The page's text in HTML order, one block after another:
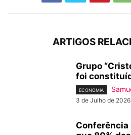
ARTIGOS
Grupo
foi
ECONOMIA
3 de Julho de 2026
Conferência